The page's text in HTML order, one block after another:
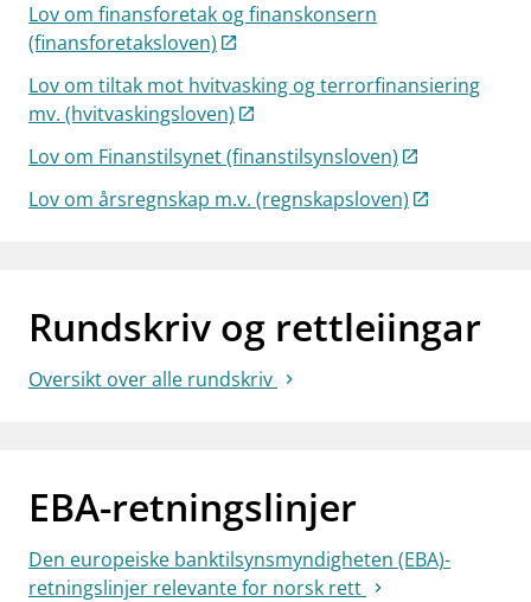
Lov om finansforetak og finanskonsern
(finansforetaksloven)
Lov om tiltak mot hvitvasking og terrorfinansiering
mv. (hvitvaskingsloven)
Lov om Finanstilsynet (finanstilsynsloven)
Lov om årsregnskap m.v. (regnskapsloven)
Rundskriv og rettleiingar
Oversikt over alle rundskriv
EBA-retningslinjer
Den europeiske banktilsynsmyndigheten (EBA)-
retningslinjer relevante for norsk rett